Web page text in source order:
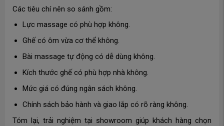
Các tiêu chí nên so sánh gồm:
Lực massage có phù hợp không.
Ghế có ôm vừa cơ thể không.
Bài massage tự động có dễ dùng không.
Kích thước ghế có phù hợp nhà không.
Mức giá có đúng ngân sách không.
Chính sách bảo hành và giao lắp có rõ ràng không.
Tóm lại, trải nghiệm tại showroom giúp khách hàng chọn